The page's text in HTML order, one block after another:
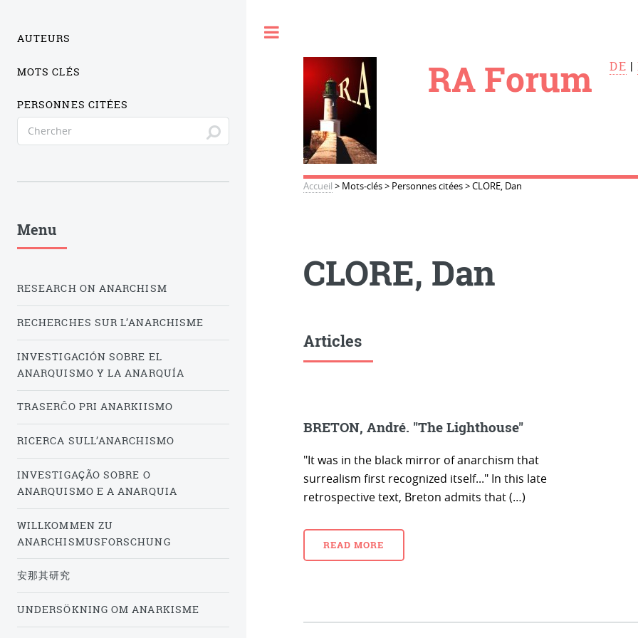
RA Forum DE |
Accueil > Mots-clés> Personnes citées>CLORE, Dan
CLORE, Dan
Articles
BRETON, André. "The Lighthouse"
"It was in the black mirror of anarchism that
surrealism first recognized itself..." In this late
retrospective text, Breton admits that (…)
READ MORE
AUTEURS
MOTS CLÉS
PERSONNES CITÉES
Menu
RESEARCH ON ANARCHISM
RECHERCHES SUR L’ANARCHISME
INVESTIGACIÓN SOBRE EL
ANARQUISMO Y LA ANARQUÍA
TRASERĈO PRI ANARKIISMO
RICERCA SULL’ANARCHISMO
INVESTIGAÇÃO SOBRE O
ANARQUISMO E A ANARQUIA
WILLKOMMEN ZU
ANARCHISMUSFORSCHUNG
安那其研究
UNDERSÖKNING OM ANARKISME